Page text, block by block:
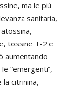
ma le più
sanitaria,
tossine T-2 e
aumentando
“emergenti”,
la citrinina,